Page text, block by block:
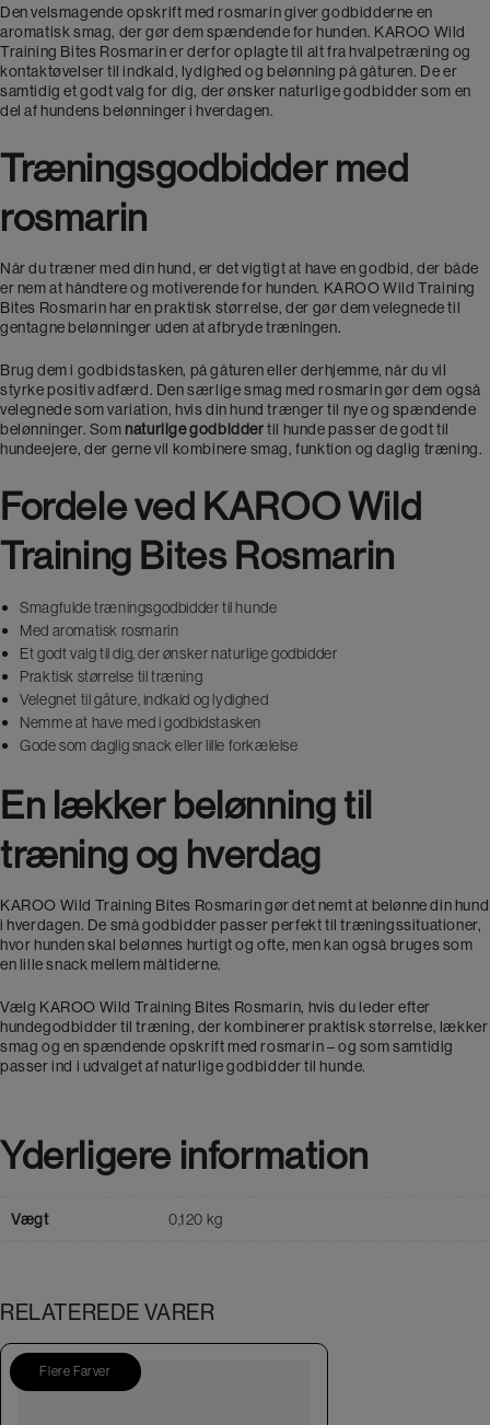
Den velsmagende opskrift med rosmarin giver godbidderne en
aromatisk smag, der gør dem spændende for hunden. KAROO Wild
Training Bites Rosmarin er derfor oplagte til alt fra hvalpetræning og
kontaktøvelser til indkald, lydighed og belønning på gåturen. De er
samtidig et godt valg for dig, der ønsker naturlige godbidder som en
del af hundens belønninger i hverdagen.
Træningsgodbidder med
rosmarin
Når du træner med din hund, er det vigtigt at have en godbid, der både
er nem at håndtere og motiverende for hunden. KAROO Wild Training
Bites Rosmarin har en praktisk størrelse, der gør dem velegnede til
gentagne belønninger uden at afbryde træningen.
Brug dem i godbidstasken, på gåturen eller derhjemme, når du vil
styrke positiv adfærd. Den særlige smag med rosmarin gør dem også
velegnede som variation, hvis din hund trænger til nye og spændende
belønninger. Somnaturlige godbiddertil hunde passer de godt til
hundeejere, der gerne vil kombinere smag, funktion og daglig træning.
Fordele ved KAROO Wild
Training Bites Rosmarin
Smagfulde træningsgodbidder til hunde
Med aromatisk rosmarin
Et godt valg til dig, der ønsker naturlige godbidder
Praktisk størrelse til træning
Velegnet til gåture, indkald og lydighed
Nemme at have med i godbidstasken
Gode som daglig snack eller lille forkælelse
En lækker belønning til
træning og hverdag
KAROO Wild Training Bites Rosmarin gør det nemt at belønne din hund
i hverdagen. De små godbidder passer perfekt til træningssituationer,
hvor hunden skal belønnes hurtigt og ofte, men kan også bruges som
en lille snack mellem måltiderne.
Vælg KAROO Wild Training Bites Rosmarin, hvis du leder efter
hundegodbidder til træning, der kombinerer praktisk størrelse, lækker
smag og en spændende opskrift med rosmarin – og som samtidig
passer ind i udvalget af naturlige godbidder til hunde.
Yderligere information
Vægt 0,120 kg
RELATEREDE VARER
Flere Farver